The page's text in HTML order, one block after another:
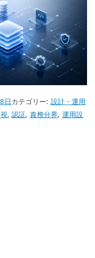
日カテゴリー: 設計・運用
,認証, 責務分界, 運用設